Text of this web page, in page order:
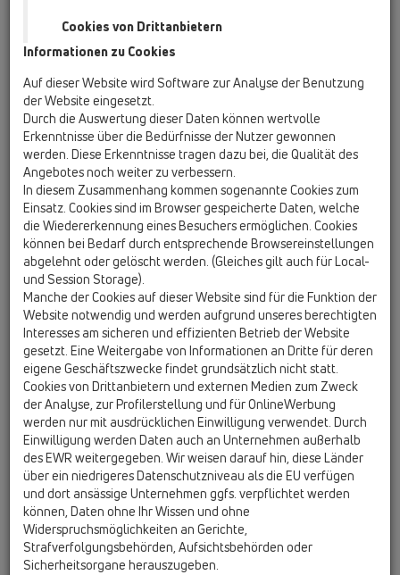
Klappendichtung zu HL710, HL712
HL01033D
16 Rückstauverschlüsse / Zusatzteile / Ersatzteile /
HL01033D
Klappendichtung zu HL715, HL720
HL01062D
16 Rückstauverschlüsse / Zusatzteile / Ersatzteile /
HL01062D
Lippendichtung DN50
HL01077D
16 Rückstauverschlüsse / Zusatzteile / Ersatzteile /
HL01077D
Klappendichtung NEU
HL01078D
16 Rückstauverschlüsse / Zusatzteile / Ersatzteile /
HL01078D
Gehäusedeckeldichtung NEU
HL01080D
16 Rückstauverschlüsse / Zusatzteile / Ersatzteile /
HL01080D
Klappendichtung NEU
HL01081D
16 Rückstauverschlüsse / Zusatzteile / Ersatzteile /
HL01081D
Gehäusedeckeldichtung NEU
Cookies von Drittanbietern
Informationen zu Cookies
Auf dieser Website wird Software zur Analyse der Benutzung
der Website eingesetzt.
Durch die Auswertung dieser Daten können wertvolle
Erkenntnisse über die Bedürfnisse der Nutzer gewonnen
werden. Diese Erkenntnisse tragen dazu bei, die Qualität des
Angebotes noch weiter zu verbessern.
In diesem Zusammenhang kommen sogenannte Cookies zum
Einsatz. Cookies sind im Browser gespeicherte Daten, welche
die Wiedererkennung eines Besuchers ermöglichen. Cookies
können bei Bedarf durch entsprechende Browsereinstellungen
abgelehnt oder gelöscht werden. (Gleiches gilt auch für Local-
und Session Storage).
Manche der Cookies auf dieser Website sind für die Funktion der
Website notwendig und werden aufgrund unseres berechtigten
Interesses am sicheren und effizienten Betrieb der Website
gesetzt. Eine Weitergabe von Informationen an Dritte für deren
eigene Geschäftszwecke findet grundsätzlich nicht statt.
Cookies von Drittanbietern und externen Medien zum Zweck
der Analyse, zur Profilerstellung und für OnlineWerbung
werden nur mit ausdrücklichen Einwilligung verwendet. Durch
Einwilligung werden Daten auch an Unternehmen außerhalb
des EWR weitergegeben. Wir weisen darauf hin, diese Länder
über ein niedrigeres Datenschutzniveau als die EU verfügen
und dort ansässige Unternehmen ggfs. verpflichtet werden
können, Daten ohne Ihr Wissen und ohne
Widerspruchsmöglichkeiten an Gerichte,
Strafverfolgungsbehörden, Aufsichtsbehörden oder
Sicherheitsorgane herauszugeben.